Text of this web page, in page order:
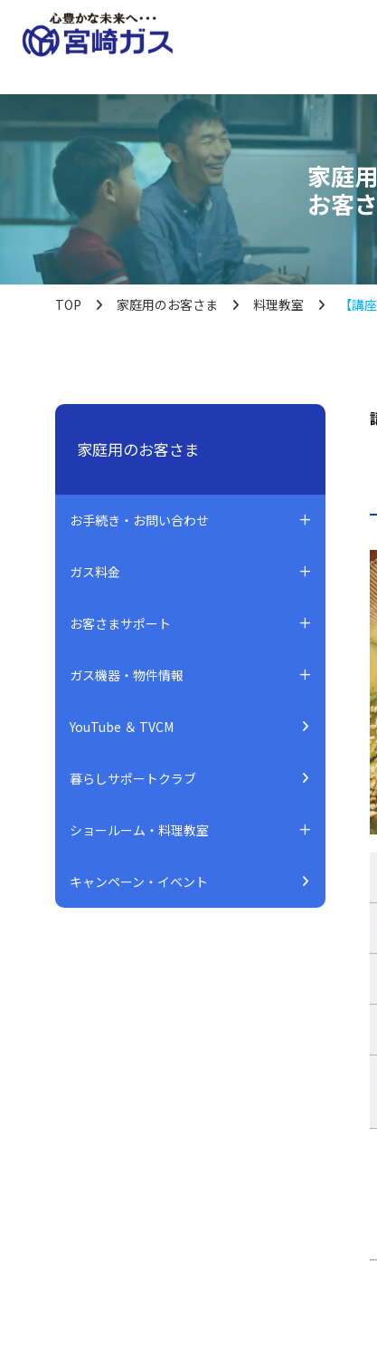
家庭
お客
TOP 家庭用のお客さま 料理教室 【講
家庭用のお客さま
お手続き・お問い合わせ
ガス料金
お客さまサポート
ガス機器・物件情報
YouTube ＆ TVCM
暮らしサポートクラブ
ショールーム・料理教室
キャンペーン・イベント